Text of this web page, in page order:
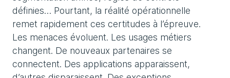
définies… Pourtant, la réalité opérationnelle
remet rapidement ces certitudes à l’épreuve.
Les menaces évoluent. Les usages métiers
changent. De nouveaux partenaires se
connectent. Des applications apparaissent,